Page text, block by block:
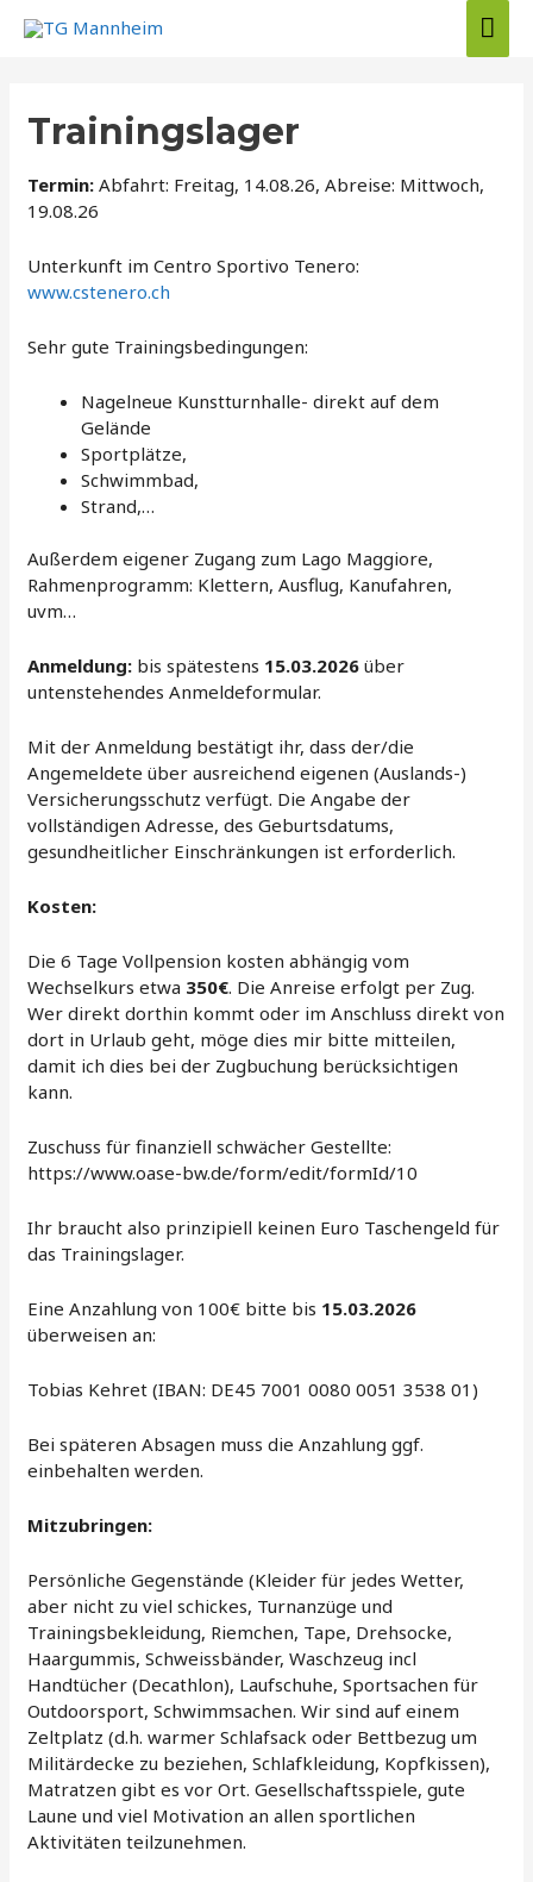
Inhalt
Trainingslager
Termin: Abfahrt: Freitag, 14.08.26, Abreise: Mittwoch,
19.08.26
Unterkunft im Centro Sportivo Tenero:
www.cstenero.ch
Sehr gute Trainingsbedingungen:
Nagelneue Kunstturnhalle- direkt auf dem
Gelände
Sportplätze,
Schwimmbad,
Strand,…
Außerdem eigener Zugang zum Lago Maggiore,
Rahmenprogramm: Klettern, Ausflug, Kanufahren,
uvm…
Anmeldung: bis spätestens 15.03.2026über
untenstehendes Anmeldeformular.
Mit der Anmeldung bestätigt ihr, dass der/die
Angemeldete über ausreichend eigenen (Auslands-)
Versicherungsschutz verfügt. Die Angabe der
vollständigen Adresse, des Geburtsdatums,
gesundheitlicher Einschränkungen ist erforderlich.
Kosten:
Die 6 Tage Vollpension kosten abhängig vom
Wechselkurs etwa 350€. Die Anreise erfolgt per Zug.
Wer direkt dorthin kommt oder im Anschluss direkt von
dort in Urlaub geht, möge dies mir bitte mitteilen,
damit ich dies bei der Zugbuchung berücksichtigen
kann.
Zuschuss für finanziell schwächer Gestellte:
https://www.oase-bw.de/form/edit/formId/10
Ihr braucht also prinzipiell keinen Euro Taschengeld für
das Trainingslager.
Eine Anzahlung von 100€ bitte bis 15.03.2026
überweisen an:
Tobias Kehret (IBAN: DE45 7001 0080 0051 3538 01)
Bei späteren Absagen muss die Anzahlung ggf.
einbehalten werden.
Mitzubringen:
Persönliche Gegenstände (Kleider für jedes Wetter,
aber nicht zu viel schickes, Turnanzüge und
Trainingsbekleidung, Riemchen, Tape, Drehsocke,
Haargummis, Schweissbänder, Waschzeug incl
Handtücher (Decathlon), Laufschuhe, Sportsachen für
Outdoorsport, Schwimmsachen. Wir sind auf einem
Zeltplatz (d.h. warmer Schlafsack oder Bettbezug um
Militärdecke zu beziehen, Schlafkleidung, Kopfkissen),
Matratzen gibt es vor Ort. Gesellschaftsspiele, gute
Laune und viel Motivation an allen sportlichen
Aktivitäten teilzunehmen.